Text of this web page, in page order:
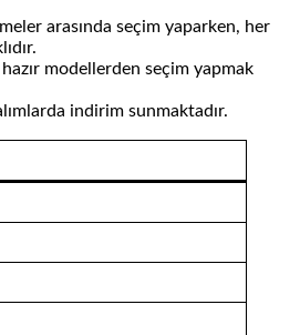
arasında seçim yaparken, her
modellerden seçim yapmak
indirim sunmaktadır.